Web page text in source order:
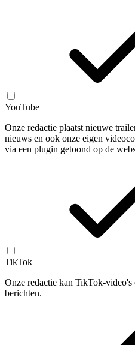
YouTube
Onze redactie plaatst nieuwe
nieuws en ook onze eigen
via een plugin getoond op de
TikTok
Onze redactie kan TikTok-video's
berichten.